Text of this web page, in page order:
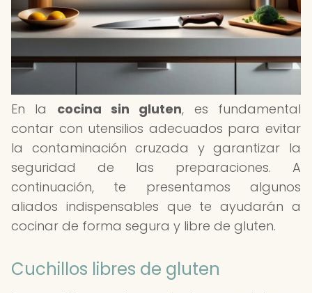
En la cocina sin gluten, es fundamental
contar con utensilios adecuados para evitar
la contaminación cruzada y garantizar la
seguridad de las preparaciones. A
continuación, te presentamos algunos
aliados indispensables que te ayudarán a
cocinar de forma segura y libre de gluten.
Cuchillos libres de gluten